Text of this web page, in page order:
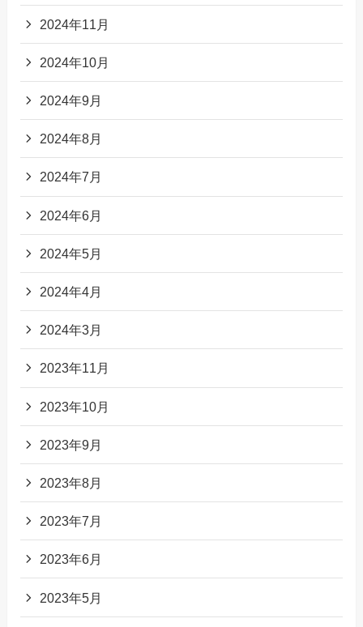
2024年11月
2024年10月
2024年9月
2024年8月
2024年7月
2024年6月
2024年5月
2024年4月
2024年3月
2023年11月
2023年10月
2023年9月
2023年8月
2023年7月
2023年6月
2023年5月